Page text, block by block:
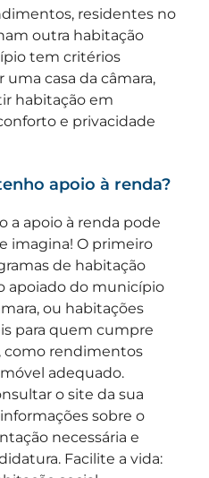
residentes no
outra habitação
tem critérios
casa da câmara,
habitação em
e privacidade
apoio à renda?
a apoio à renda pode
imagina! O primeiro
de habitação
apoiado do município
ou habitações
para quem cumpre
como rendimentos
adequado.
o site da sua
sobre o
necessária e
Facilite a vida: